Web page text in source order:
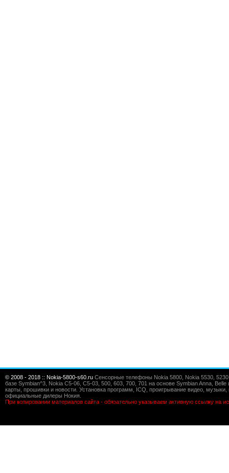
© 2008 - 2018 :: Nokia-5800-s60.ru Сенсорные телефоны Nokia 5800, Nokia 5530,
базе Symbian^3, Nokia C5-06, C5-03, 500, 603, 700, 701 на основе Symbian Anna,
карты, прошивки и новости. Установка программ, ICQ, проигрывание видео,
официальные дилеры Нокия.
При копировании материалов сайта - обязательно указываем активную ссылку на